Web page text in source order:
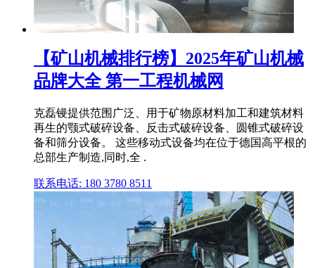
【矿山机械排行榜】2025年矿山机械
品牌大全 第一工程机械网
克磊镘提供范围广泛、用于矿物原材料加工和建筑材料
再生的颚式破碎设备、反击式破碎设备、圆锥式破碎设
备和筛分设备。 这些移动式设备均在位于德国高平根的
总部生产制造,同时,全 .
联系电话: 180 3780 8511